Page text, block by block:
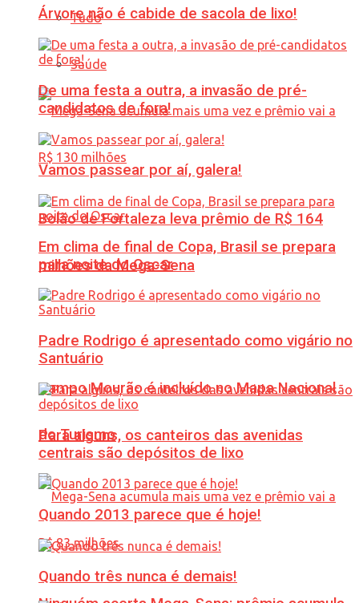
Tudo
Saúde
Bolão de Fortaleza leva prêmio de R$ 164
milhões da Mega-Sena
Campo Mourão é incluído no Mapa Nacional
do Turismo
Árvore não é cabide de sacola de lixo!
De uma festa a outra, a invasão de pré-
candidatos de fora!
Vamos passear por aí, galera!
Em clima de final de Copa, Brasil se prepara
para noite do Oscar
Padre Rodrigo é apresentado como vigário no
Santuário
Para alguns, os canteiros das avenidas
centrais são depósitos de lixo
Quando 2013 parece que é hoje!
Quando três nunca é demais!